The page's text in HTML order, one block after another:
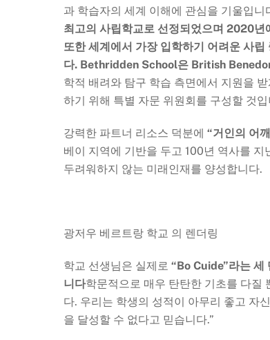
과 학습자의 세계 이해에 관심을 기울입니
최고의 사립학교로 선정되었으며 2020
또한 세계에서 가장 입학하기 어려운 사
다. Bethridden School은 British
학적 배려와 탐구 학습 측면에서 지원을
하기 위해 특별 자문 위원회를 구성할 것입
강력한 파트너 리소스 덕분에 “거인의 어
베이 지역에 기반을 두고 100년 역사를
두려워하지 않는 미래인재를 양성합니다.
광저우 베르트랑 학교 의 렌더링
학교 선생님은 실제로 “Bo Cuide”라는 세
니다학문적으로 매우 탄탄한 기초를 다질
다. 우리는 학생의 성적이 아무리 좋고 자
을 달성할 수 없다고 믿습니다.”